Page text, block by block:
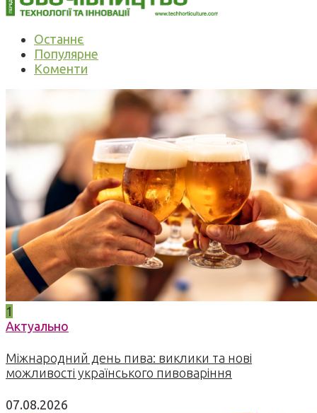
Останнє
Популярне
Коменти
1
Актуально
Міжнародний день пива: виклики та нові
можливості українського пивоваріння
07.08.2026